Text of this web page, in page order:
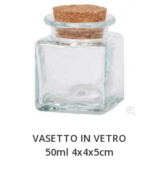
VASETTO IN VETRO
50ml 4x4x5cm